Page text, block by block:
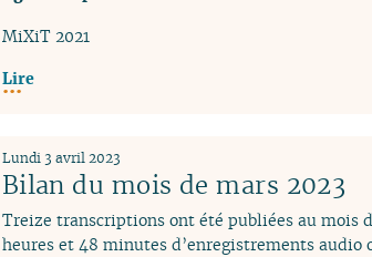
MiXiT 2021
Lire
Bilan du mois de mars 2023
Lundi 3 avril 2023
Treize transcriptions ont été publiées au mois
heures et 48 minutes d’enregistrements audio